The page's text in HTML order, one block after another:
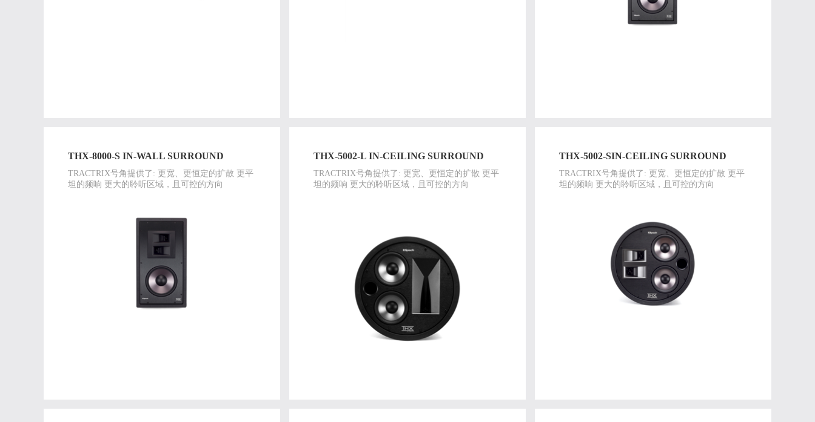
THX-8000-S IN-WALL SURROUND
TRACTRIX号角提供了: 更宽、更恒定的扩散 更平
坦的频响 更大的聆听区域，且可控的方向
THX-5002-L IN-CEILING SURROUND
TRACTRIX号角提供了: 更宽、更恒定的扩散 更平
坦的频响 更大的聆听区域，且可控的方向
THX-5002-SIN-CEILING SURROUND
TRACTRIX号角提供了: 更宽、更恒定的扩散 更平
坦的频响 更大的聆听区域，且可控的方向